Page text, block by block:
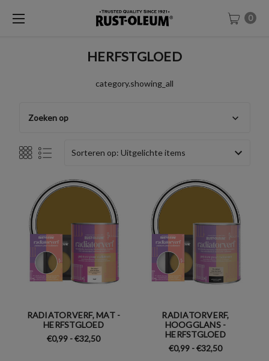
0
HERFSTGLOED
category.showing_all
Zoeken op
Sorteren op:
RADIATORVERF, MAT -
HERFSTGLOED
€0,99 - €32,50
RADIATORVERF,
HOOGGLANS -
HERFSTGLOED
€0,99 - €32,50